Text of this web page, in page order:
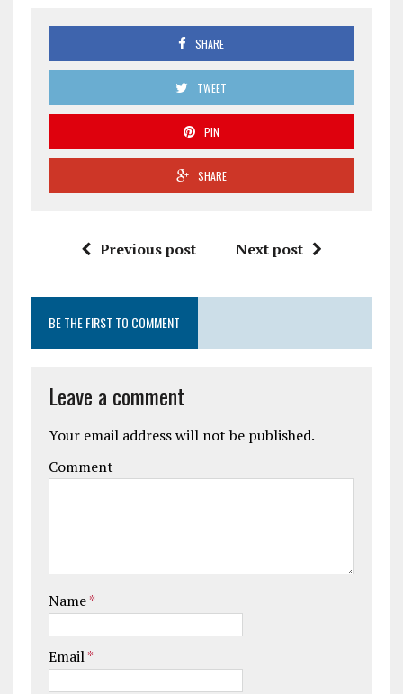
SHARE
TWEET
PIN
SHARE
Previous post Next post
BE THE FIRST TO COMMENT
Leave a comment
Your email address will not be published.
Comment
Name*
Email*